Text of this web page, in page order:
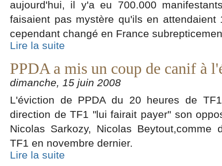
aujourd'hui, il y'a eu 700.000
faisaient pas mystère qu'ils en
cependant changé en France
Lire la suite
PPDA a mis un coup de canif à
dimanche, 15 juin 2008
L'éviction de PPDA du 20 heures de
direction de TF1 "lui fairait payer" son
Nicolas Sarkozy, Nicolas Beytout,comme
TF1 en novembre dernier.
Lire la suite